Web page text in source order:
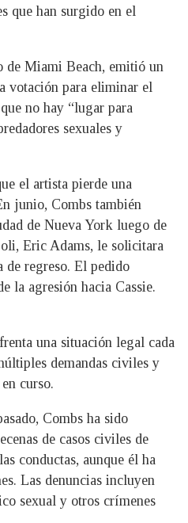
que han surgido en el
de Miami Beach, emitió un
votación para eliminar el
no hay “lugar para
sexuales y
el artista pierde una
junio, Combs también
de Nueva York luego de
Eric Adams, le solicitara
de regreso. El pedido
la agresión hacia Cassie.
una situación legal cada
demandas civiles y
curso.
Combs ha sido
de casos civiles de
conductas, aunque él ha
Las denuncias incluyen
sexual y otros crímenes